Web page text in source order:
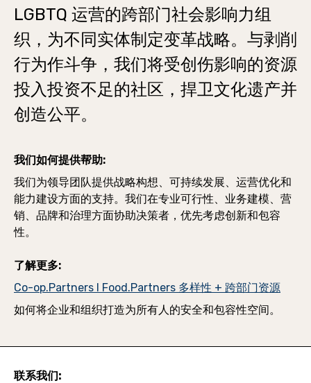
LGBTQ 运营的跨部门社会影响力组
织，为不同实体制定变革战略。与剥削
行为作斗争，我们将受创伤影响的资源
投入投资不足的社区，捍卫文化遗产并
创造公平。
我们如何提供帮助:
我们为领导团队提供战略构想、可持续发展、运营优化和
能力建设方面的支持。我们在专业可行性、业务建模、营
销、品牌和治理方面协助决策者，优先考虑创新和包容
性。
了解更多:
Co-op.Partners I Food.Partners 多样性 + 跨部门资源
如何将企业和组织打造为所有人的安全和包容性空间。
联系我们: